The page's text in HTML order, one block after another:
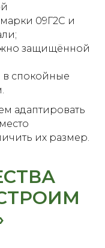
09Г2С и
защищённой
спокойные
адаптировать
их размер.